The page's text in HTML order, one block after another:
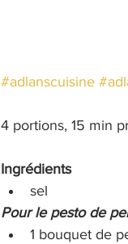
#adlanscuisine
4 portions, 15 min
Ingrédients
sel
Pour le pesto de
1 bouquet de